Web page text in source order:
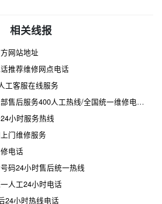
相关线报
网站地址
推荐维修网点电话
工客服在线服务
后服务400人工热线/全国统一维修电话是多少
小时服务热线
门维修服务
电话
码24小时售后统一热线
人工24小时电话
24小时热线电话